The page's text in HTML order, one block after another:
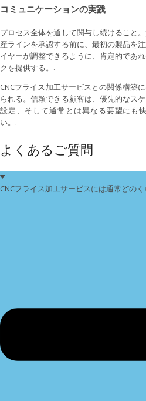
コミュニケーションの実践
プロセス全体を通して関与し続けること
産ラインを承認する前に、最初の製品を
イヤーが調整できるように、肯定的であ
クを提供する。.
CNCフライス加工サービスとの関係構築
られる。信頼できる顧客は、優先的なス
設定、そして通常とは異なる要望にも
い。.
よくあるご質問
CNCフライス加工サービスには通常どの